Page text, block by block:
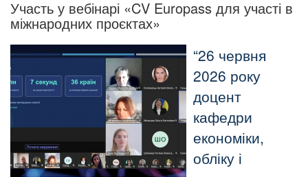
Участь у вебінарі «CV Europass для участі в
міжнародних проєктах»
26 червня
2026 року
доцент
кафедри
економіки,
обліку і